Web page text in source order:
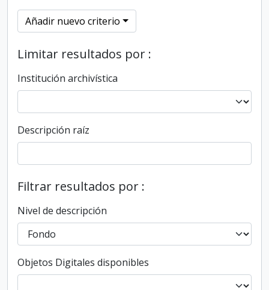
Añadir nuevo criterio
Limitar resultados por :
Institución archivística
Descripción raíz
Filtrar resultados por :
Nivel de descripción
Objetos Digitales disponibles